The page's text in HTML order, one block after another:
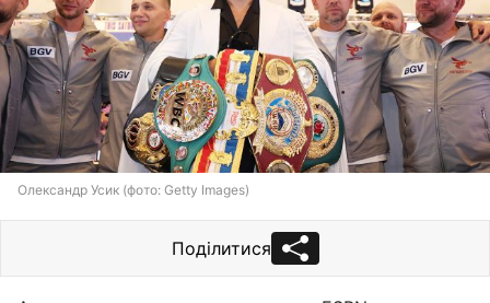
Олександр Усик (фото: Getty Images)
Поділитися